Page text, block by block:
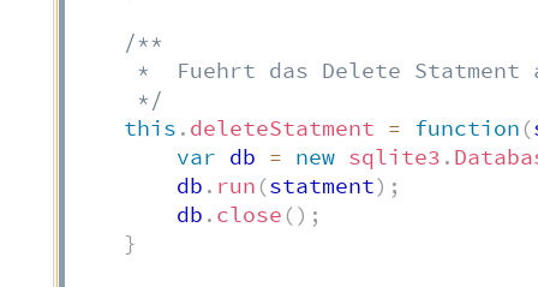
/**
*  Fuehrt das Delete Statment
     */
this . deleteStatment = function (
var db = new sqlite3 .
        db
. run (statment) ;
        db
. close () ;
}